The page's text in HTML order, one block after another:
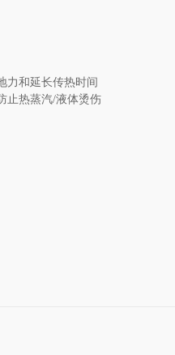
力和延长传热时间
止热蒸汽/液体烫伤